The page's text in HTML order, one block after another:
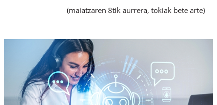
(maiatzaren 8tik aurrera, tokiak bete arte)